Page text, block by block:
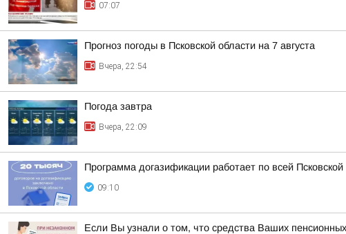
07:07
Прогноз погоды в Псковской области на 7 августа
Вчера, 22:54
Погода завтра
Вчера, 22:09
Программа догазификации работает по всей Псковской
09:10
Если Вы узнали о том, что средства Ваших